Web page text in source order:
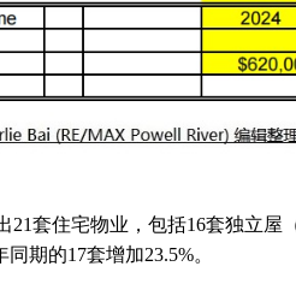
套住宅物业，包括16套独立屋
期的17套增加23.5%。